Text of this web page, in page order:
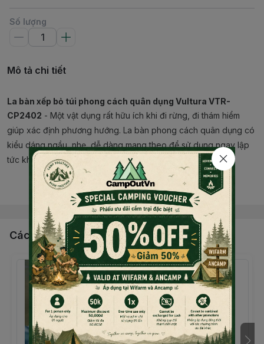
Số lượng
Mô tả chi tiết
La bàn xếp bỏ túi phong cách quân dụng Vultura VTR-
CP2402 - Một vật dụng rất hữu ích khi đi rừng, đi thám hiểm
giúp xác định phương hướng. La bàn phong cách quân dụng có
kiểu dáng ngầu, nhẹ, dễ dàng mang theo để sử dụng ngay lập
tức khi cần.
Thông tin sản phẩm La bàn xếp bỏ túi phong cách quân
dụng Vultura VTR-CP2402
Sử dụng Cắm trại ngoài trời Đi bộ đường dài Du lịch
Kích thước 77*58*25mm
Chất liệu Kim loại + ABS
Màu: Rêu
Made in China
Bảo hành: 1 năm (Lỗi sản xuất)
Đọc thêm nội dung
Các sản phẩm, dịch vụ khác